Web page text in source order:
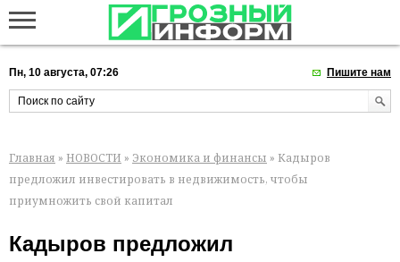
Пн, 10 августа, 07:26 Пишите нам
Главная » НОВОСТИ » Экономика и финансы » Кадыров
предложил инвестировать в недвижимость, чтобы
приумножить свой капитал
Кадыров предложил